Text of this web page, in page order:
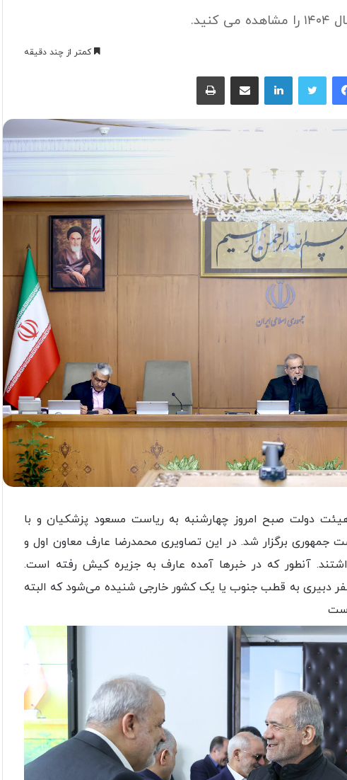
کمتر از چند دقیقه
فیسبوک لینکداین
هیئت دولت صبح امروز چهارشنبه به ریاست مسعود پزشکیان و با
جمهوری برگزار شد. در این تصاویری محمدرضا عارف معاون اول و
آنطور که در خبرها آمده عارف به جزیره کیش رفته است.
دبیری به قطب جنوب یا یک کشور خارجی شنیده می‌شود که البته